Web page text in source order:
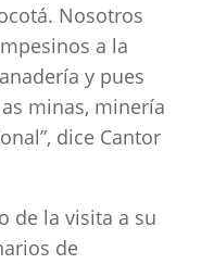
Nosotros
a la
y pues
minas, minería
dice Cantor
de la visita a su
de